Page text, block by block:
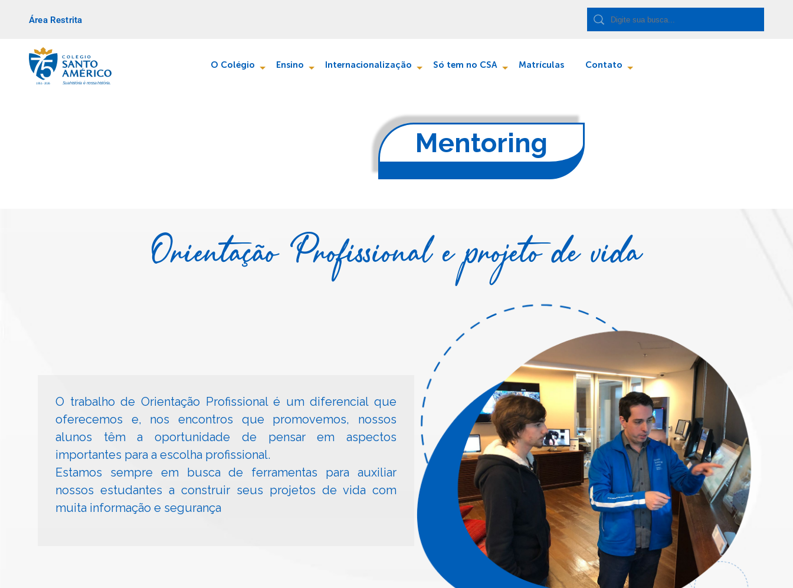
Área Restrita
O Colégio Ensino Internacionalização Só tem no CSA Matrículas Contato
Mentoring
Orientação Profissional e projeto de vida
O trabalho de Orientação Profissional é um diferencial que
oferecemos e, nos encontros que promovemos, nossos
alunos têm a oportunidade de pensar em aspectos
importantes para a escolha profissional.
Estamos sempre em busca de ferramentas para auxiliar
nossos estudantes a construir seus projetos de vida com
muita informação e segurança